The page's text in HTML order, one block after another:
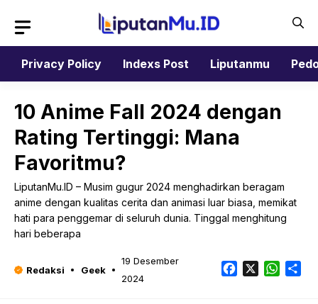
isi
Privacy Policy
Indexs Post Liputanmu
10 Anime Fall 2024 dengan
Rating Tertinggi: Mana
Favoritmu?
LiputanMu.ID – Musim gugur 2024 menghadirkan beragam
anime dengan kualitas cerita dan animasi luar biasa, memikat
hati para penggemar di seluruh dunia. Tinggal menghitung
hari beberapa
Redaksi Geek
19 Desember
2024
Facebook